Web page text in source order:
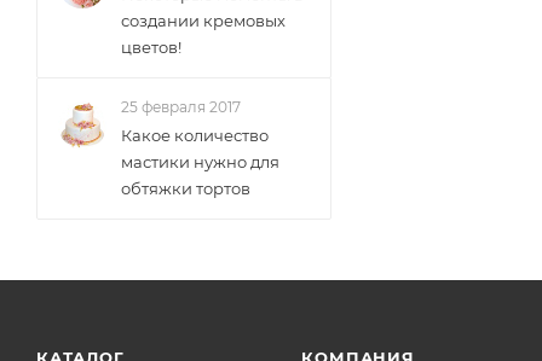
создании кремовых
цветов!
25 февраля 2017
Какое количество
мастики нужно для
обтяжки тортов